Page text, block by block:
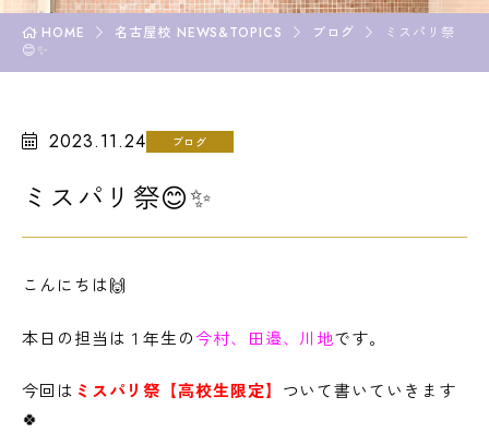
企業の方
卒業生の方
入学案内
学園生活
高校3年生の方
情報の公開
カリキュラム・シラバス
HOME 名古屋校 NEWS&TOPICS ブログ
ミスパリ祭
😊✨
2023.11.24 ブログ
ミスパリ祭😊✨
こんにちは🙌
本日の担当は１年生の今村、田邉、川地です。
今回は ミスパリ祭【高校生限定】 ついて書いていきます
🍀